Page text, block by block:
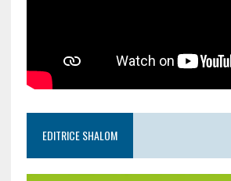
EDITRICE SHALOM